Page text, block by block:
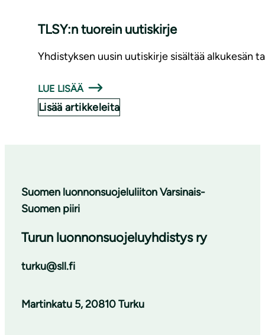
TLSY:n tuorein uutiskirje
Yhdistyksen uusin uutiskirje sisältää alkukesän
LUE LISÄÄ
Lisää artikkeleita
Suomen luonnonsuojeluliiton Varsinais-
Suomen piiri
Turun luonnonsuojeluyhdistys ry
turku@sll.fi
Martinkatu 5, 20810 Turku